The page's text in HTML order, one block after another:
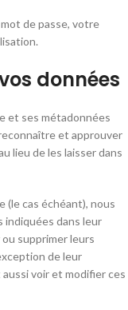
de passe, votre
données
et ses métadonnées
et approuver
lieu de les laisser dans
(le cas échéant), nous
indiquées dans leur
supprimer leurs
de leur
voir et modifier ces